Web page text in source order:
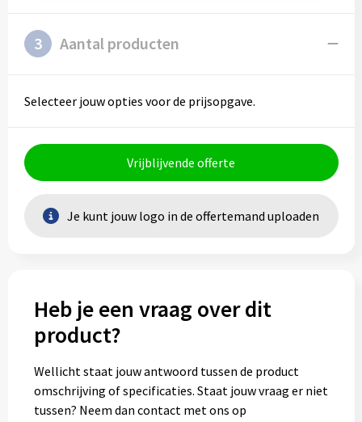
Waterbestendige tassen
3 Aantal producten
Selecteer jouw opties voor de prijsopgave.
Vrijblijvende offerte
Je kunt jouw logo in de offertemand uploaden
Heb je een vraag over dit
product?
Wellicht staat jouw antwoord tussen de product
omschrijving of specificaties. Staat jouw vraag er niet
tussen? Neem dan contact met ons op